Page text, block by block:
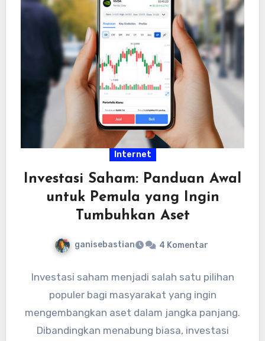
Internet
Investasi Saham: Panduan Awal
untuk Pemula yang Ingin
Tumbuhkan Aset
ganisebastian 4 Komentar
Investasi saham menjadi salah satu pilihan
populer bagi masyarakat yang ingin
mengembangkan aset dalam jangka panjang.
Dibandingkan menabung biasa, investasi